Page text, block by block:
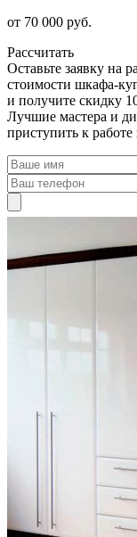
от 70 000 руб.
Рассчитать
Оставьте заявку на
стоимости шкафа-
и получите скидку
Лучшие мастера и
приступить к